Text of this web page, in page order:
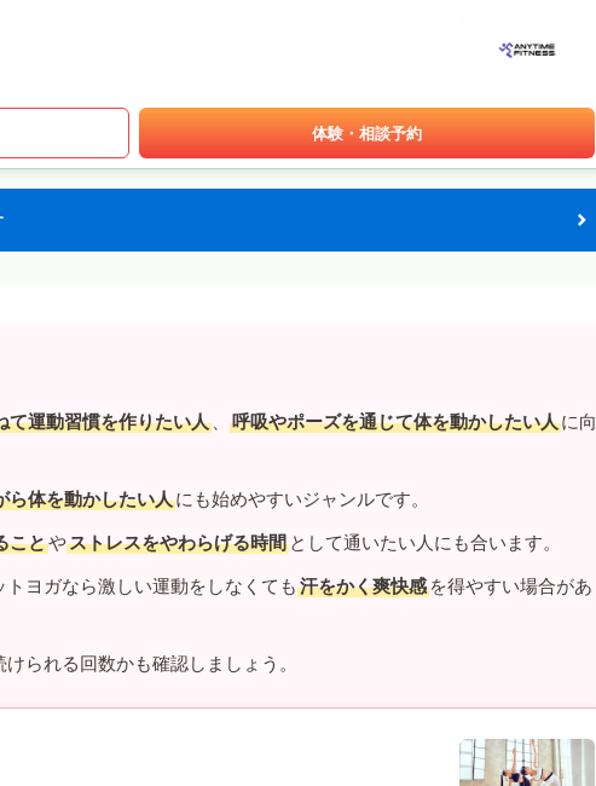
体験・相談予約
て運動習慣を作りたい人 、 呼吸やポーズを通じて体を動かしたい人に向
ら体を動かしたい人にも始めやすいジャンルです。
ことやストレスをやわらげる時間 として通いたい人にも合います。
ヨガなら激しい運動をしなくても 汗をかく爽快感 を得やすい場合があ
られる回数かも確認しましょう。